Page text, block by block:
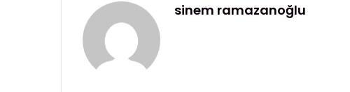
sinem ramazanoğlu